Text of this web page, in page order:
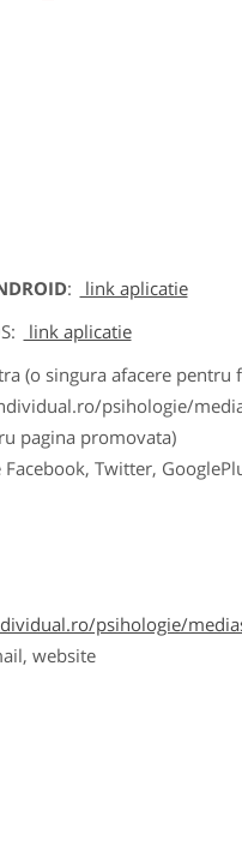
:
link aplicatie
link aplicatie
(o singura afacere pentru
psihologie/
pagina promovata)
Twitter,
psihologie/
website